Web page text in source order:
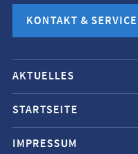
KONTAKT & SERVICE
Mobile-
Service-
Navigation
und
AKTUELLES
STARTSEITE
IMPRESSUM